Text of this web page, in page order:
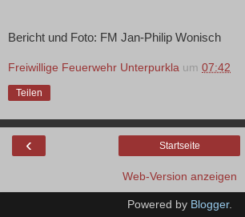
Bericht und Foto: FM Jan-Philip Wonisch
Freiwillige Feuerwehr Unterpurkla um 07:42
Teilen
‹ Startseite
Web-Version anzeigen
Powered by Blogger.